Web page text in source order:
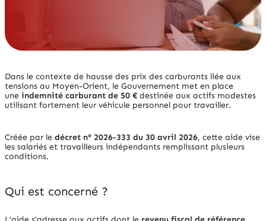
Dans le contexte de hausse des prix des carburants liée aux
tensions au Moyen-Orient, le Gouvernement met en place
une indemnité carburant de 50 € destinée aux actifs modestes
utilisant fortement leur véhicule personnel pour travailler.
Créée par le décret n° 2026-333 du 30 avril 2026, cette aide vise
les salariés et travailleurs indépendants remplissant plusieurs
conditions.
Qui est concerné ?